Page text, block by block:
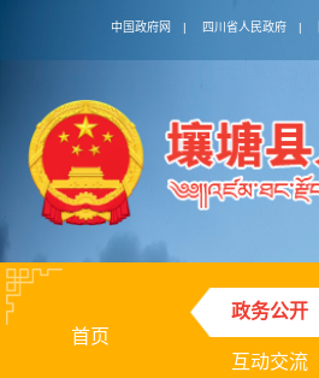
中国政府网 | 四川省人民政府 |
首页
政务公开
互动交流